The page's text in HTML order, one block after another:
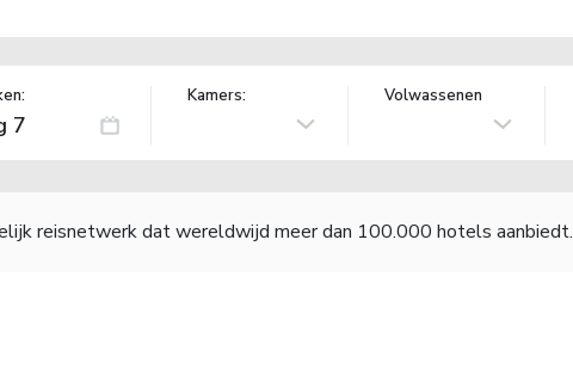
Kamers: Volwassenen
reisnetwerk dat wereldwijd meer dan 100.000 hotels aanbiedt.